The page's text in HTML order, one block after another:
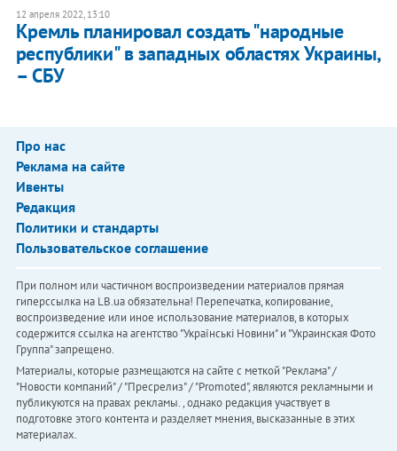
12 апреля 2022, 13:10
Кремль планировал создать "народные
республики" в западных областях Украины,
– СБУ
Про нас
Реклама на сайте
Ивенты
Редакция
Политики и стандарты
Пользовательское соглашение
При полном или частичном воспроизведении материалов прямая
гиперссылка на LB.ua обязательна! Перепечатка, копирование,
воспроизведение или иное использование материалов, в которых
содержится ссылка на агентство "Українськi Новини" и "Украинская Фото
Группа" запрещено.
Материалы, которые размещаются на сайте с меткой "Реклама" /
"Новости компаний" / "Пресрелиз" / "Promoted", являются рекламными и
публикуются на правах рекламы. , однако редакция участвует в
подготовке этого контента и разделяет мнения, высказанные в этих
материалах.